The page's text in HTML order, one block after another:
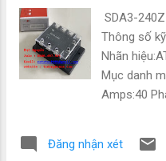
• Zalo :
#CamBien
#DienTu
#GiaRe
SDA3-
Thông số
Nhãn
Mục danh
Amps:40
Tản nhiệt
Đăng nhận xét